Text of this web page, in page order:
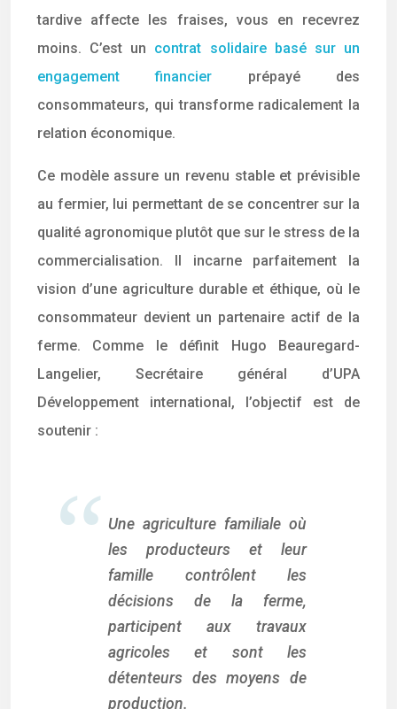
tardive affecte les fraises, vous en recevrez
moins. C’est un contrat solidaire basé sur un
engagement financier prépayé des
consommateurs, qui transforme radicalement la
relation économique.
Ce modèle assure un revenu stable et prévisible
au fermier, lui permettant de se concentrer sur la
qualité agronomique plutôt que sur le stress de la
commercialisation. Il incarne parfaitement la
vision d’une agriculture durable et éthique, où le
consommateur devient un partenaire actif de la
ferme. Comme le définit Hugo Beauregard-
Langelier, Secrétaire général d’UPA
Développement international, l’objectif est de
soutenir :
Une agriculture familiale où
les producteurs et leur
famille contrôlent les
décisions de la ferme,
participent aux travaux
agricoles et sont les
détenteurs des moyens de
production.